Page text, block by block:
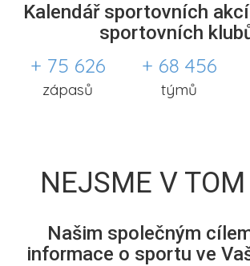
Kalendář sportovních
sportovních
+ 75 626
zápasů
+ 68 456
týmů
NEJSME V
Našim společným
informace o sportu ve